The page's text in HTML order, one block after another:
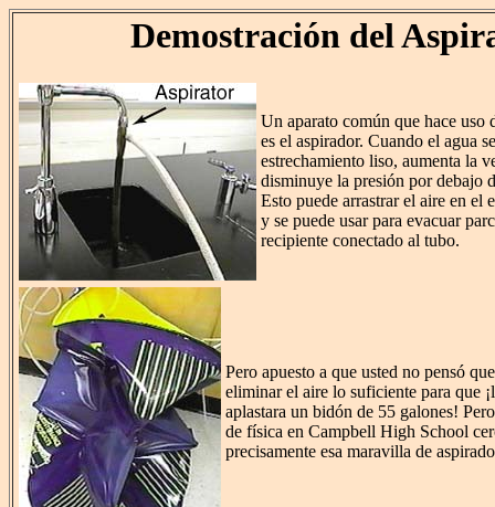
Demostración del
Un aparato común que hace uso
es el aspirador. Cuando el agua
estrechamiento liso, aumenta la
disminuye la presión por debajo
Esto puede arrastrar el aire en el
y se puede usar para evacuar
recipiente conectado al tubo.
Pero apuesto a que usted no pensó
eliminar el aire lo suficiente para que
aplastara un bidón de 55 galones!
de física en Campbell High School
precisamente esa maravilla de